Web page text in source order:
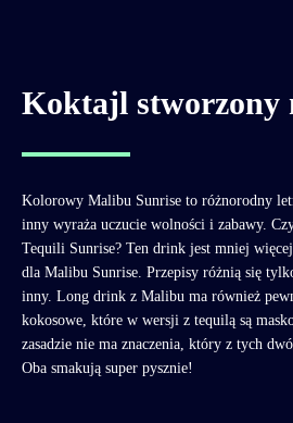
Koktajl stworzony
Kolorowy Malibu Sunrise to różnorodny
inny wyraża uczucie wolności i zabawy.
Tequili Sunrise? Ten drink jest mniej
dla Malibu Sunrise. Przepisy różnią się
inny. Long drink z Malibu ma również
kokosowe, które w wersji z tequilą są
zasadzie nie ma znaczenia, który z tych
Oba smakują super pysznie!